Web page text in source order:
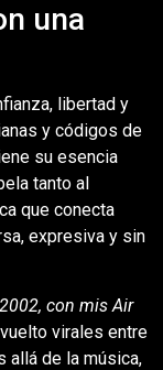
una
libertad y
y códigos de
su esencia
tanto al
que conecta
expresiva y sin
con mis Air
virales entre
allá de la música,